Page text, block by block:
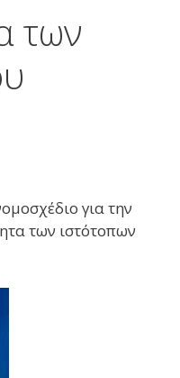
των
για την
των ιστότοπων